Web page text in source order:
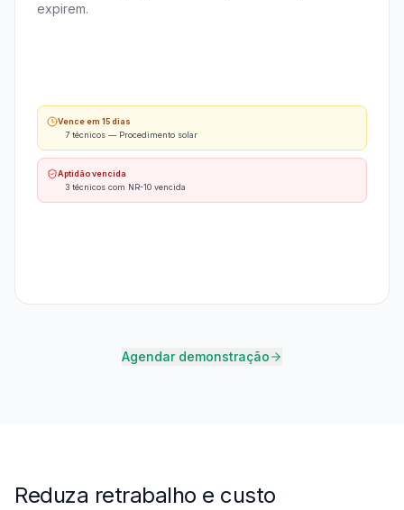
expirem.
Vence em 15 dias
7 técnicos — Procedimento solar
Aptidão vencida
3 técnicos com NR-10 vencida
Agendar demonstração
Reduza retrabalho e custo